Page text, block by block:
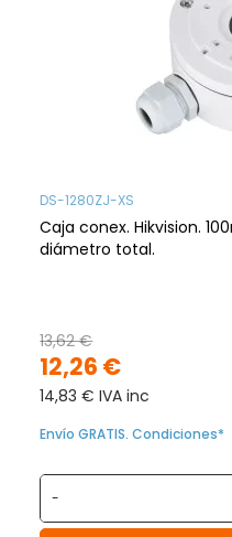
DS-1280ZJ-XS
Caja conex. Hikvision.
diámetro total.
12,26 €
13,62 €
14,83 € IVA inc
Envío GRATIS. Condiciones*
-